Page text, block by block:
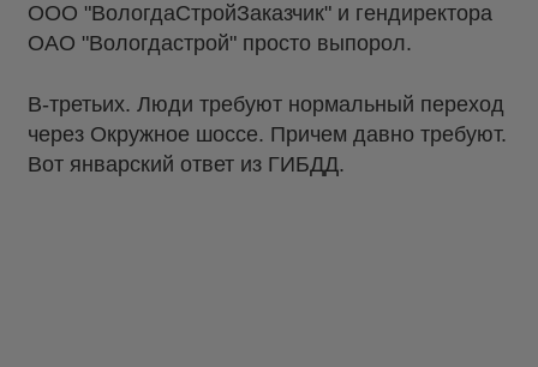
ООО "ВологдаСтройЗаказчик" и гендиректора
ОАО "Вологдастрой" просто выпорол.
В-третьих. Люди требуют нормальный переход
через Окружное шоссе. Причем давно требуют.
Вот январский ответ из ГИБДД.